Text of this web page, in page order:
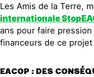
Les Amis de la Terre,
internationale
ans pour faire
financeurs de ce
EACOP : DES